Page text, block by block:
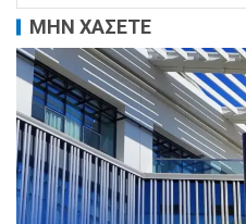
ΜΗΝ ΧΑΣΕΤΕ